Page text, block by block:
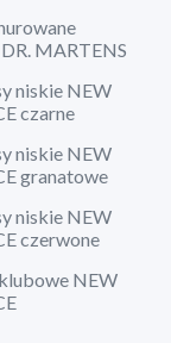
MARTENS
niskie NEW
czarne
niskie NEW
granatowe
niskie NEW
czerwone
NEW